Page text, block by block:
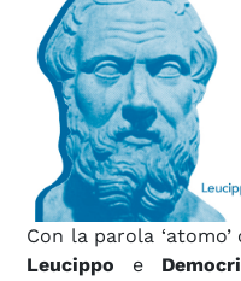
Con la parola
Leucippo e